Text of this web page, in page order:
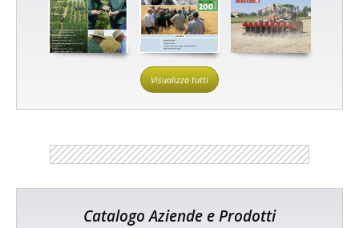
Visualizza tutti
Catalogo Aziende e Prodotti